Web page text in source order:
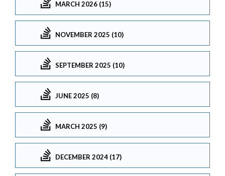
MARCH 2026 (15)
NOVEMBER 2025 (10)
SEPTEMBER 2025 (10)
JUNE 2025 (8)
MARCH 2025 (9)
DECEMBER 2024 (17)